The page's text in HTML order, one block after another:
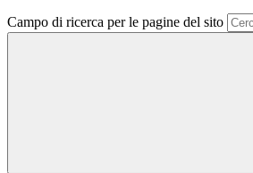
Campo di ricerca per le pagine del sito